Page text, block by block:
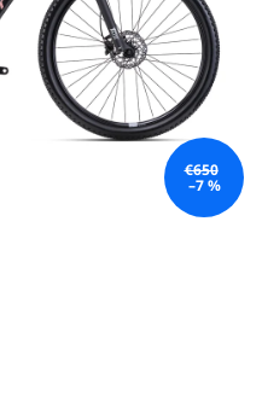
€650
–7 %